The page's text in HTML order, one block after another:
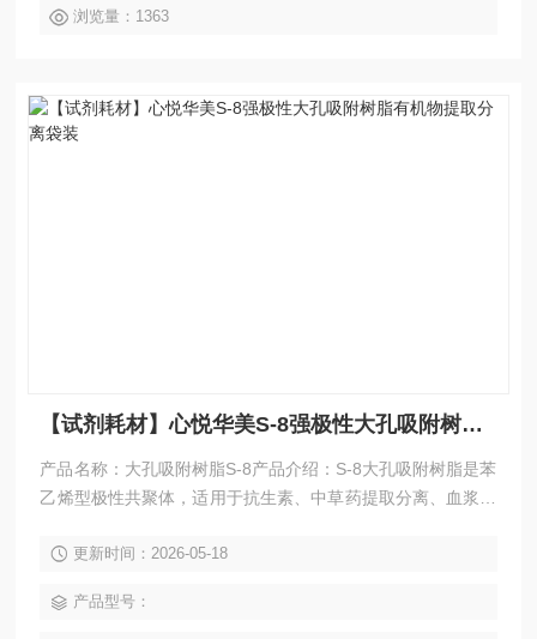
浏览量：1363
【试剂耗材】心悦华美S-8强极性大孔吸附树脂有机物提取分离袋装
产品名称：大孔吸附树脂S-8产品介绍：S-8大孔吸附树脂是苯
乙烯型极性共聚体，适用于抗生素、中草药提取分离、血浆分
更新时间：2026-05-18
产品型号：